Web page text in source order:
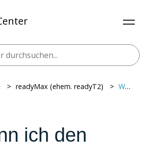
> ​ readyMax (ehem. readyT2) > ​ Wie kann ich den readyMax mit einem Drucker über LAN verbinden?
ich den